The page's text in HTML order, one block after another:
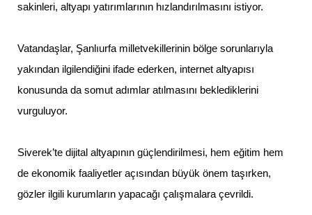
sakinleri, altyapı yatırımlarının hızlandırılmasını istiyor.
Vatandaşlar, Şanlıurfa milletvekillerinin bölge sorunlarıyla
yakından ilgilendiğini ifade ederken, internet altyapısı
konusunda da somut adımlar atılmasını beklediklerini
vurguluyor.
Siverek’te dijital altyapının güçlendirilmesi, hem eğitim hem
de ekonomik faaliyetler açısından büyük önem taşırken,
gözler ilgili kurumların yapacağı çalışmalara çevrildi.